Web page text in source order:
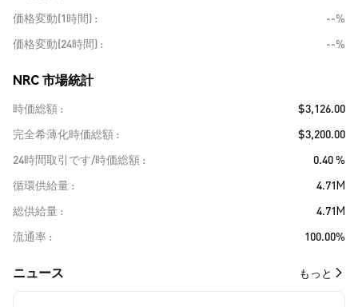
価格変動(1時間)
--%
価格変動(24時間)
--%
NRC 市場統計
時価総額
$3,126.00
完全希薄化時価総額
$3,200.00
24時間取引です/時価総額
0.40 %
循環供給量
4.71M
総供給量
4.71M
流通率
100.00%
​​ニュース​​ もっと